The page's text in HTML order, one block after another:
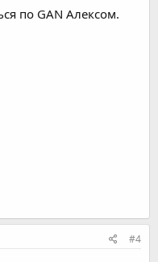
по GAN Алексом.
#4